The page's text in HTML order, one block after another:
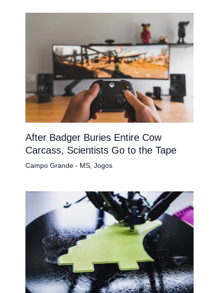
After Badger Buries Entire Cow
Carcass, Scientists Go to the Tape
Campo Grande - MS, Jogos